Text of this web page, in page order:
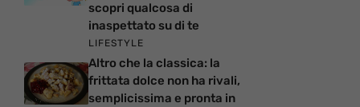
scopri qualcosa di
inaspettato su di te
LIFESTYLE
Altro che la classica: la
frittata dolce non ha rivali,
semplicissima e pronta in